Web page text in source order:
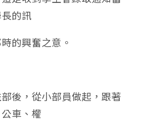
的訊
的興奮之意。
後，從小部員做起，跟著
車、權